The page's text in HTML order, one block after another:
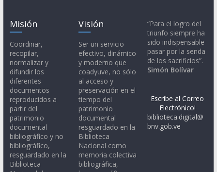
Misión
Coordinar,
recopilar,
normalizar y
difundir los
diferentes
documentos
reproducidos a
partir del
patrimonio
documental
bibliográfico y no
bibliográfico,
resguardado en la
Biblioteca
Visión
Ser un servicio
efectivo, dinámico
y moderno que
coadyuve, no sólo
al acceso y
preservación en el
tiempo del
patrimonio
documental
resguardado en la
Biblioteca
Nacional como
memoria colectiva
bibliográfica,
“Para el logro del
triunfo siempre ha
sido indispensable
pasar por la senda
de los sacrificios”.
Simón Bolívar
Escribe al Correo
Electrónico!
biblioteca.digital@
bnv.gob.ve